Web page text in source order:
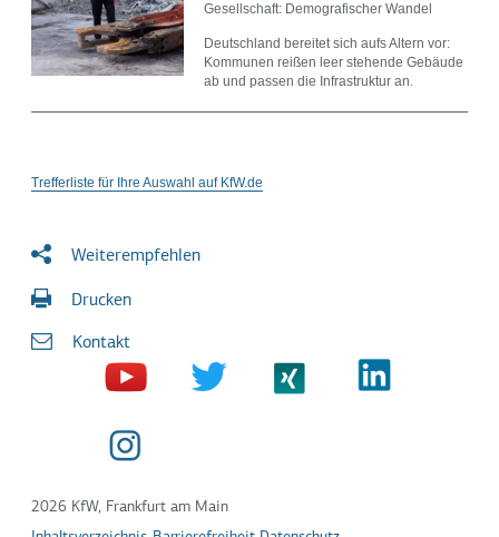
Gesellschaft: Demografischer Wandel
Deutschland bereitet sich aufs Altern vor:
Kommunen reißen leer stehende Gebäude
ab und passen die Infrastruktur an.
Trefferliste für Ihre Auswahl auf KfW.de
Weiterempfehlen
Drucken
Kontakt
2026 KfW, Frankfurt am Main